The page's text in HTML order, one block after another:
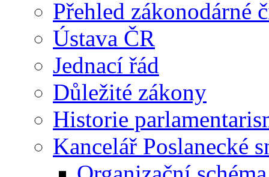
Přehled zákonodárné
Ústava ČR
Jednací řád
Důležité zákony
Historie
Kancelář Poslanecké